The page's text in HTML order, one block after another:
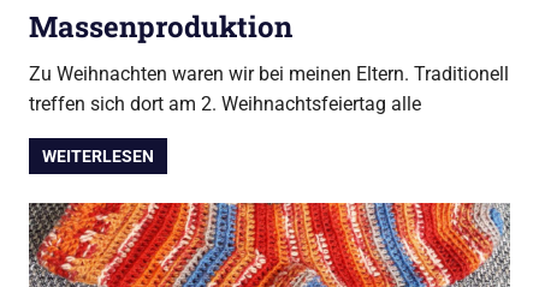
Massenproduktion
Zu Weihnachten waren wir bei meinen Eltern. Traditionell
treffen sich dort am 2. Weihnachtsfeiertag alle
WEITERLESEN